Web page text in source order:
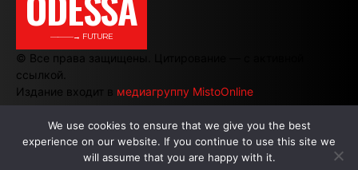
———→ FUTURE
© Все права защищены. Цитирование — с активной
ссылкой.
Издание входит в медиагруппу MistoOnline
АВТОРЫ | РЕКЛАМА НА САЙТЕ
We use cookies to ensure that we give you the best
experience on our website. If you continue to use this site we
will assume that you are happy with it.